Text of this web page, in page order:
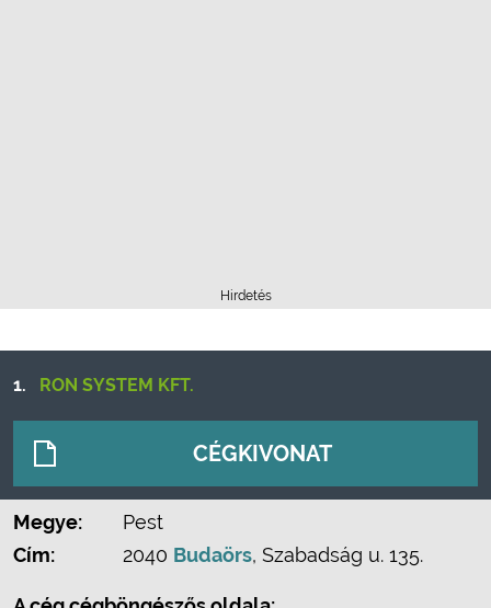
Hirdetés
1. RON SYSTEM KFT.
CÉGKIVONAT
Megye:
Pest
Cím:
2040 Budaörs, Szabadság u. 135.